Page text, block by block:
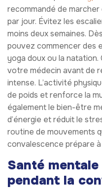
recommandé de marcher
par jour. Évitez les
moins deux semaines.
pouvez commencer des
yoga doux ou la natation.
votre médecin avant de
intense. L’activité
de poids et renforce la
également le bien-être
d’énergie et réduit le
routine de mouvements
convalescence prépare
Santé
pendant la